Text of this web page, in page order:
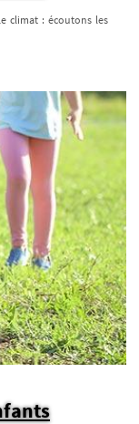
climat : écoutons les